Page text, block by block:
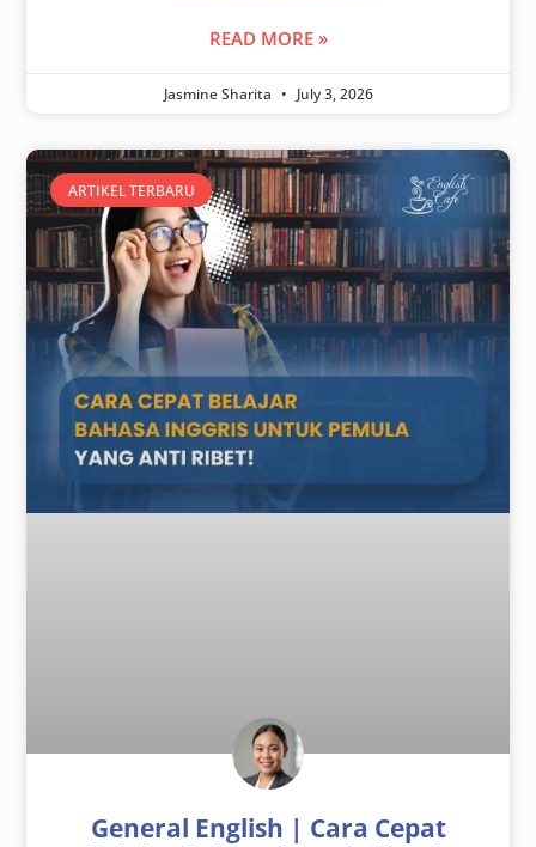
READ MORE »
Jasmine Sharita July 3, 2026
ARTIKEL TERBARU
General English | Cara Cepat